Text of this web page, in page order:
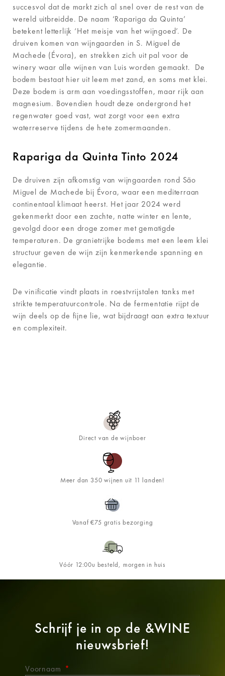
succesvol dat de markt zich al snel over de rest van de
wereld uitbreidde. De naam ‘Rapariga da Quinta’
betekent letterlijk ‘Het meisje van het wijngoed’. De
druiven komen van wijngaarden in S. Miguel de
Machede (Évora), en strekken zich uit pal voor de
winery waar alle wijnen van Luis worden gemaakt. De
bodem bestaat hier uit leem met zand, en soms met klei.
Deze bodem is arm aan voedingsstoffen, maar rijk aan
magnesium. Bovendien houdt deze ondergrond het
regenwater goed vast, wat zorgt voor een extra
waterreserve tijdens de hete zomermaanden.
Rapariga da Quinta Tinto 2024
De druiven zijn afkomstig van wijngaarden rond São
Miguel de Machede bij Évora, waar een mediterraan
continentaal klimaat heerst. Het jaar 2024 werd
gekenmerkt door een zachte, natte winter en lente,
gevolgd door een droge zomer met gematigde
temperaturen. De granietrijke bodems met een leem klei
structuur geven de wijn zijn kenmerkende spanning en
elegantie.
De vinificatie vindt plaats in roestvrijstalen tanks met
strikte temperatuurcontrole. Na de fermentatie rijpt de
wijn deels op de fijne lie, wat bijdraagt aan extra textuur
en complexiteit.
Direct van de wijnboer
Meer dan 350 wijnen uit 11 landen!
Vanaf €75 gratis bezorging
Vóór 12:00u besteld, morgen in huis
Schrijf je in op de &WINE
nieuwsbrief!
Voornaam